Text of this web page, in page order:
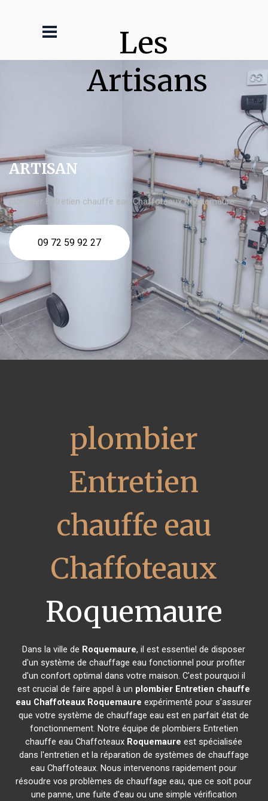
Les
Artisans
ARTISAN
plombier Entretien chauffe eau Chaffoteaux Roquemaure
09 72 59 92 27
plombier
Entretien
chauffe eau
Chaffoteaux
Roquemaure
Dans la ville de Roquemaure, il est essentiel de disposer
d'un système de chauffage eau fonctionnel pour profiter
d'un confort optimal dans votre maison. C'est pourquoi il
est crucial de faire appel à un plombier Entretien chauffe
eau Chaffoteaux Roquemaure expérimenté pour s'assurer
que votre système de chauffage eau est en parfait état de
fonctionnement. Notre équipe de plombiers Entretien
chauffe eau Chaffoteaux Roquemaure est spécialisée
dans l'entretien et la réparation de systèmes de chauffage
eau Chaffoteaux. Nous intervenons rapidement pour
résoudre vos problèmes de chauffage eau, que ce soit pour
une panne, une fuite d'eau ou une simple vérification